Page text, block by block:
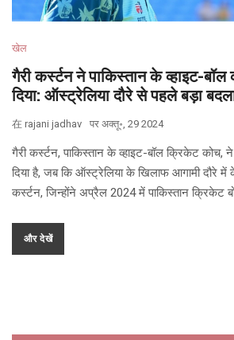
खेल
गैरी कर्स्टन ने पाकिस्तान के व्हाइट-
दिया: ऑस्ट्रेलिया दौरे से पहले बड़ा
在 rajani jadhav पर अक्तू॰, 29 2024
गैरी कर्स्टन, पाकिस्तान के व्हाइट-बॉल क्रिकेट कोच,
दिया है, जब कि ऑस्ट्रेलिया के खिलाफ आगामी दौरे
कर्स्टन, जिन्होंने अप्रैल 2024 में पाकिस्तान क्रिकेट
अस्थायी आधार पर नई जिम्मेदारी सौंपी गई है।
और देखें